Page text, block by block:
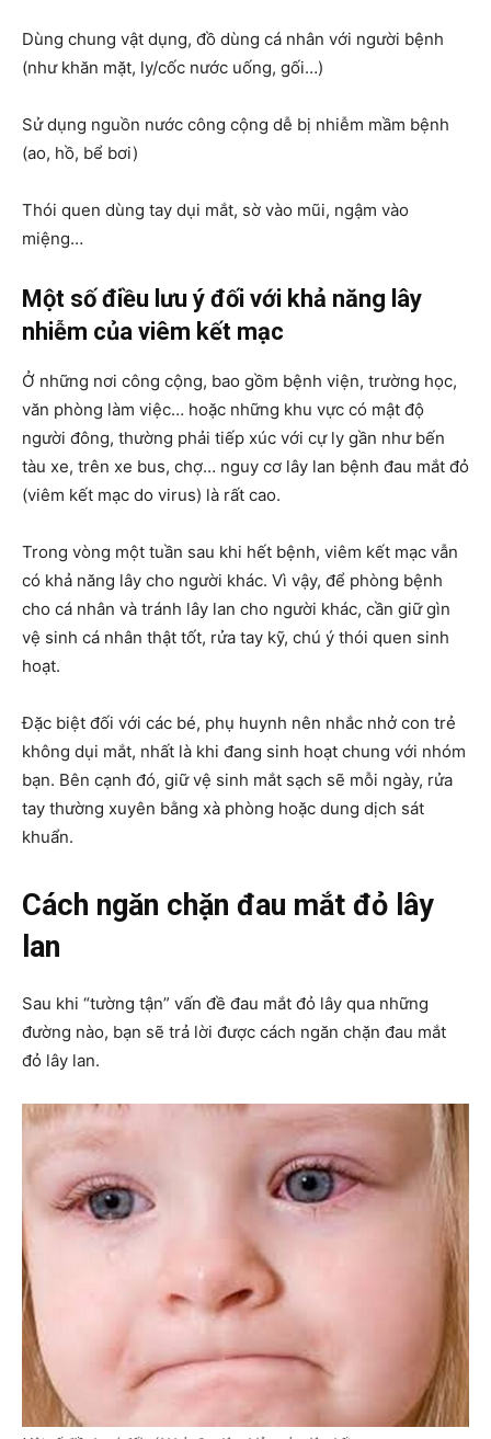
Dùng chung vật dụng, đồ dùng cá nhân với người bệnh
(như khăn mặt, ly/cốc nước uống, gối…)
Sử dụng nguồn nước công cộng dễ bị nhiễm mầm bệnh
(ao, hồ, bể bơi)
Thói quen dùng tay dụi mắt, sờ vào mũi, ngậm vào
miệng…
Một số điều lưu ý đối với khả năng lây
nhiễm của viêm kết mạc
Ở những nơi công cộng, bao gồm bệnh viện, trường học,
văn phòng làm việc… hoặc những khu vực có mật độ
người đông, thường phải tiếp xúc với cự ly gần như bến
tàu xe, trên xe bus, chợ… nguy cơ lây lan bệnh đau mắt đỏ
(viêm kết mạc do virus) là rất cao.
Trong vòng một tuần sau khi hết bệnh, viêm kết mạc vẫn
có khả năng lây cho người khác. Vì vậy, để phòng bệnh
cho cá nhân và tránh lây lan cho người khác, cần giữ gìn
vệ sinh cá nhân thật tốt, rửa tay kỹ, chú ý thói quen sinh
hoạt.
Đặc biệt đối với các bé, phụ huynh nên nhắc nhở con trẻ
không dụi mắt, nhất là khi đang sinh hoạt chung với nhóm
bạn. Bên cạnh đó, giữ vệ sinh mắt sạch sẽ mỗi ngày, rửa
tay thường xuyên bằng xà phòng hoặc dung dịch sát
khuẩn.
Cách ngăn chặn đau mắt đỏ lây
lan
Sau khi “tường tận” vấn đề đau mắt đỏ lây qua những
đường nào, bạn sẽ trả lời được cách ngăn chặn đau mắt
đỏ lây lan.